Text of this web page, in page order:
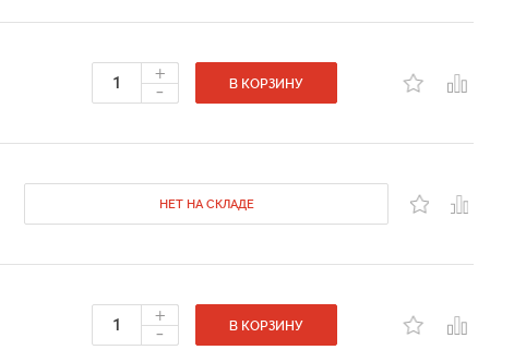
+
- В КОРЗИНУ
НЕТ НА СКЛАДЕ
+
- В КОРЗИНУ